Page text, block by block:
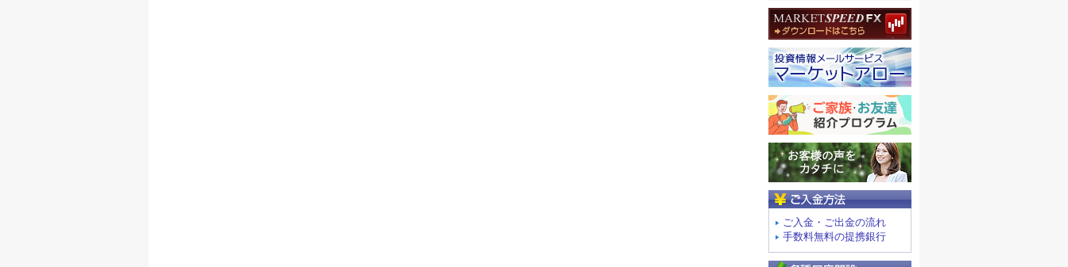
ご入金・ご出金の流れ
手数料無料の提携銀行